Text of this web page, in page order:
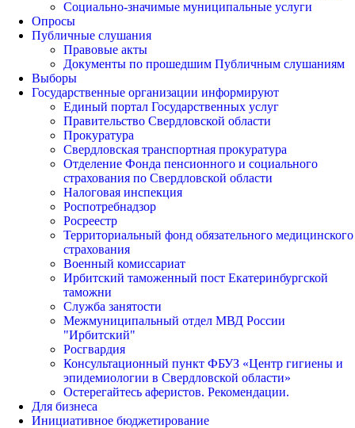
Социально-значимые муниципальные услуги
Опросы
Публичные слушания
Правовые акты
Документы по прошедшим Публичным слушаниям
Выборы
Государственные организации информируют
Единый портал Государственных услуг
Правительство Свердловской области
Прокуратура
Свердловская транспортная прокуратура
Отделение Фонда пенсионного и социального
страхования по Свердловской области
Налоговая инспекция
Роспотребнадзор
Росреестр
Территориальный фонд обязательного медицинского
страхования
Военный комиссариат
Ирбитский таможенный пост Екатеринбургской
таможни
Служба занятости
Межмуниципальный отдел МВД России
"Ирбитский"
Росгвардия
Консультационный пункт ФБУЗ «Центр гигиены и
эпидемиологии в Свердловской области»
Остерегайтесь аферистов. Рекомендации.
Для бизнеса
Инициативное бюджетирование